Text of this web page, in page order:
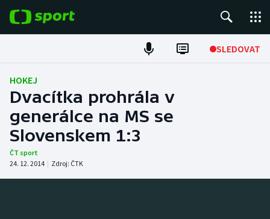
SLEDOVAT
Fotbal
Hokej
Tenis
Atletika
HOKEJ
Dvacítka prohrála v
generálce na MS se
Slovenskem 1:3
ČT sport
24. 12. 2014 | Zdroj: ČTK